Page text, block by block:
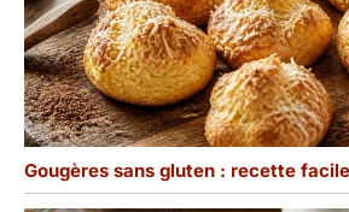
Gougères sans gluten : recette